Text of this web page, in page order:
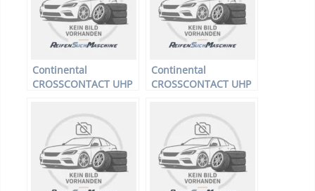
Continental
CROSSCONTACT UHP
225/55 R17 97W –
Sommerreifen
Continental
CROSSCONTACT UHP
285/50 R18 109W –
Sommerreifen